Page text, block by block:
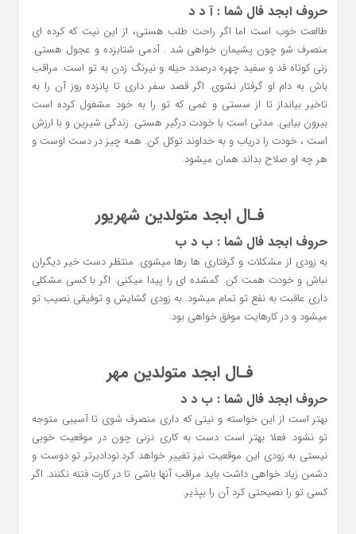
حروف ابجد فال شما : آ د د
طالعت خوب است اما اگر راحت طلب هستی، از این نیت که کرده ای
منصرف شو چون پشیمان خواهی شد . آدمی شتابزده و عجول هستی.
زنی کوتاه قد و سفید چهره درصدد حیله و نیرنگ زدن به تو است. مراقب
باش به دام او گرفتار نشوی. اگر قصد سفر داری تا پانزده روز آن را به
تاخیر بیانداز تا از سستی و غمی که تو را به خود مشغول کرده است
بیرون بیایی. مدتی است با خودت درگیر هستی. زندگی شیرین و با ارزش
است ، خودت را دریاب و به خداوند توکل کن. همه چیز در دست اوست و
هر چه او صلاح بداند همان میشود.
فـال ابجد متولدین شهریور
حروف ابجد فال شما : ب د ب
به زودی از مشکلات و گرفتاری ها رها میشوی. منتظر دست خیر دیگران
نباش و خودت همت کن. گمشده ای را پیدا میکنی. اگر با کسی مشکلی
داری عاقبت به نفع تو تمام میشود. به زودی گشایش و توفیقی نصیب تو
میشود و در کارهایت موفق خواهی بود.
فـال ابجد متولدین مهر
حروف ابجد فال شما : ب د د
بهتر است از این خواسته و نیتی که داری منصرف شوی تا آسیبی متوجه
تو نشود. فعلا بهتر است دست به کاری نزنی چون در موقعیت خوبی
نیستی به زودی این موقعیت نیز تغییر خواهد کرد.نودادبرتر تو دوست و
دشمن زیاد خواهی داشت باید مراقب آنها باشی تا در کارت فتنه نکنند. اگر
کسی تو را نصیحتی کرد آن را بپذیر.